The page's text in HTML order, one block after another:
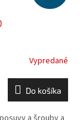
Vypredané
Do košíka